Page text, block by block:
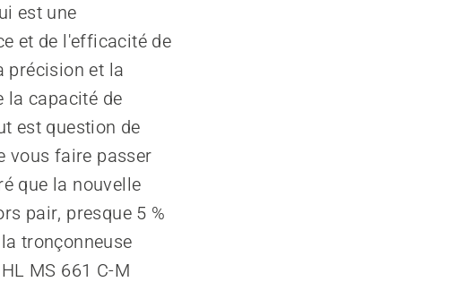
est une
et de l'efficacité de
précision et la
la capacité de
est question de
vous faire passer
que la nouvelle
pair, presque 5 %
tronçonneuse
MS 661 C-M